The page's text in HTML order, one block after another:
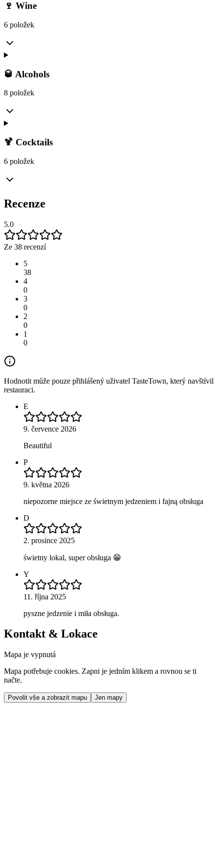
🍷 Wine
6 položek
🥃 Alcohols
8 položek
🍹 Cocktails
6 položek
Recenze
5.0
Ze 38 recenzí
5
38
4
0
3
0
2
0
1
0
Hodnotit může pouze přihlášený uživatel TasteTown, který navštívil
restauraci.
E
9. července 2026
Beautiful
P
9. května 2026
niepozorne miejsce ze świetnym jedzeniem i fajną obsługa
D
2. prosince 2025
świetny lokal, super obsługa 😁
Y
11. října 2025
pyszne jedzenie i miła obsługa.
Kontakt & Lokace
Mapa je vypnutá
Mapa potřebuje cookies. Zapni je jedním klikem a rovnou se ti
načte.
Povolit vše a zobrazit mapu Jen mapy